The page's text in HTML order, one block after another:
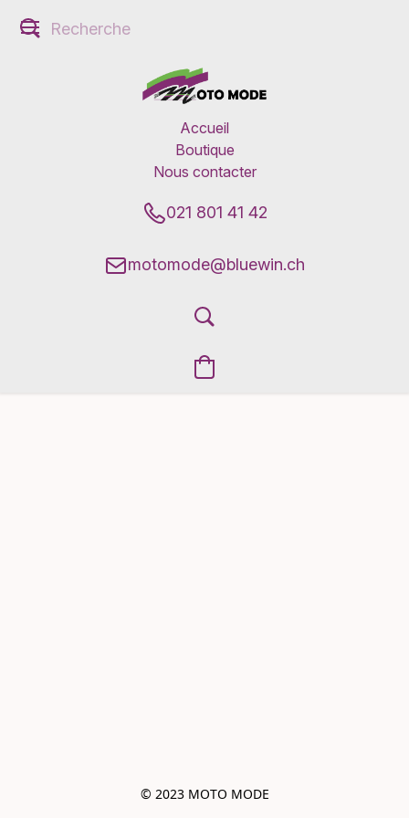
Accueil
Boutique
Nous contacter
021 801 41 42
motomode@bluewin.ch
© 2023 MOTO MODE